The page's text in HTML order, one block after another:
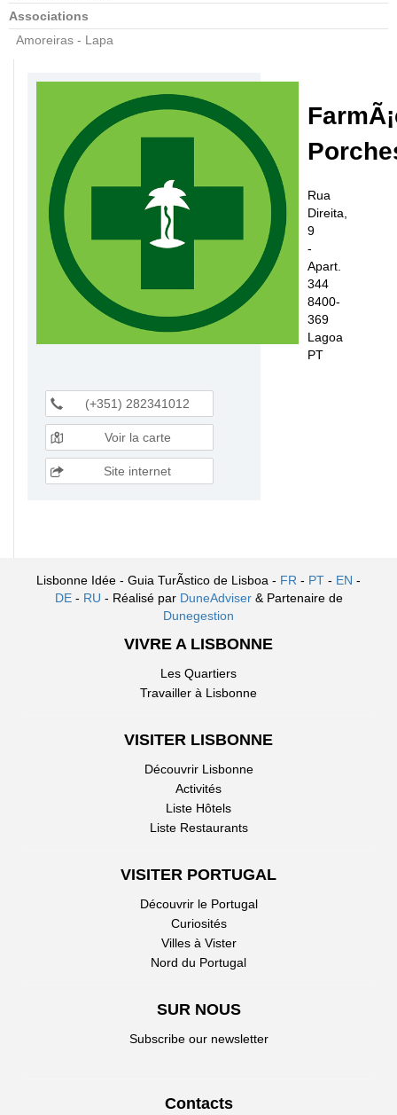
Associations
Amoreiras - Lapa
Rua
Direita,
9
-
Apart.
344
8400-
369
Lagoa
PT
(+351) 282341012
Voir la carte
Site internet
Lisbonne Idée - Guia TurÃ­stico de Lisboa - FR - PT - EN -
DE- RU - Réalisé par DuneAdviser & Partenaire de
Dunegestion
VIVRE A LISBONNE
Les Quartiers
Travailler à Lisbonne
VISITER LISBONNE
Découvrir Lisbonne
Activités
Liste Hôtels
Liste Restaurants
VISITER PORTUGAL
Découvrir le Portugal
Curiosités
Villes à Vister
Nord du Portugal
SUR NOUS
Subscribe our newsletter
Contacts